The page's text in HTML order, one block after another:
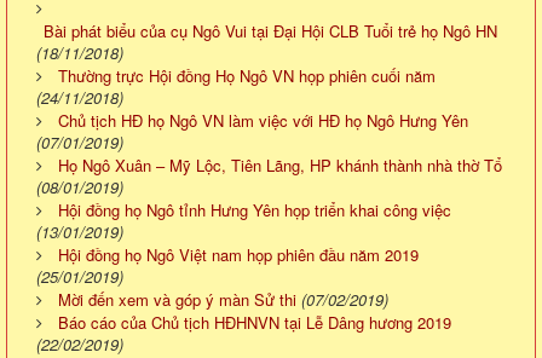
Bài phát biểu của cụ Ngô Vui tại Đại Hội CLB Tuổi trẻ họ Ngô HN
(18/11/2018)
Thường trực Hội đồng Họ Ngô VN họp phiên cuối năm
(24/11/2018)
Chủ tịch HĐ họ Ngô VN làm việc với HĐ họ Ngô Hưng Yên
(07/01/2019)
Họ Ngô Xuân – Mỹ Lộc, Tiên Lãng, HP khánh thành nhà thờ Tổ
(08/01/2019)
Hội đồng họ Ngô tỉnh Hưng Yên họp triển khai công việc
(13/01/2019)
Hội đồng họ Ngô Việt nam họp phiên đầu năm 2019
(25/01/2019)
Mời đến xem và góp ý màn Sử thi (07/02/2019)
Báo cáo của Chủ tịch HĐHNVN tại Lễ Dâng hương 2019
(22/02/2019)